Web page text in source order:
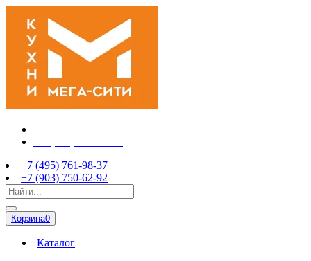
+7 (495) 761-98-37
+7 (903) 750-62-92
Корзина0
Каталог